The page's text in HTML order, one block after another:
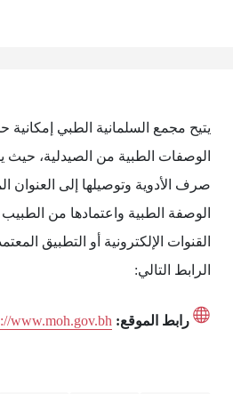
يتيح مجمع السلمانية الطبي
الوصفات الطبية من الصيدلية،
صرف الأدوية وتوصيلها إلى العنوان
الوصفة الطبية واعتمادها من
القنوات الإلكترونية أو التطبيق
الرابط التالي:
رابط الموقع: www.moh.gov.bh